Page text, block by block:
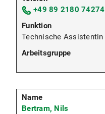
+49 89 2180 74274
Technische Assistentin
Bertram, Nils